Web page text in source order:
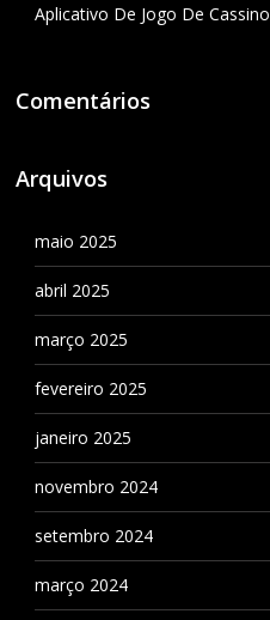
Aplicativo De Jogo De Cassino
Comentários
Arquivos
maio 2025
abril 2025
março 2025
fevereiro 2025
janeiro 2025
novembro 2024
setembro 2024
março 2024